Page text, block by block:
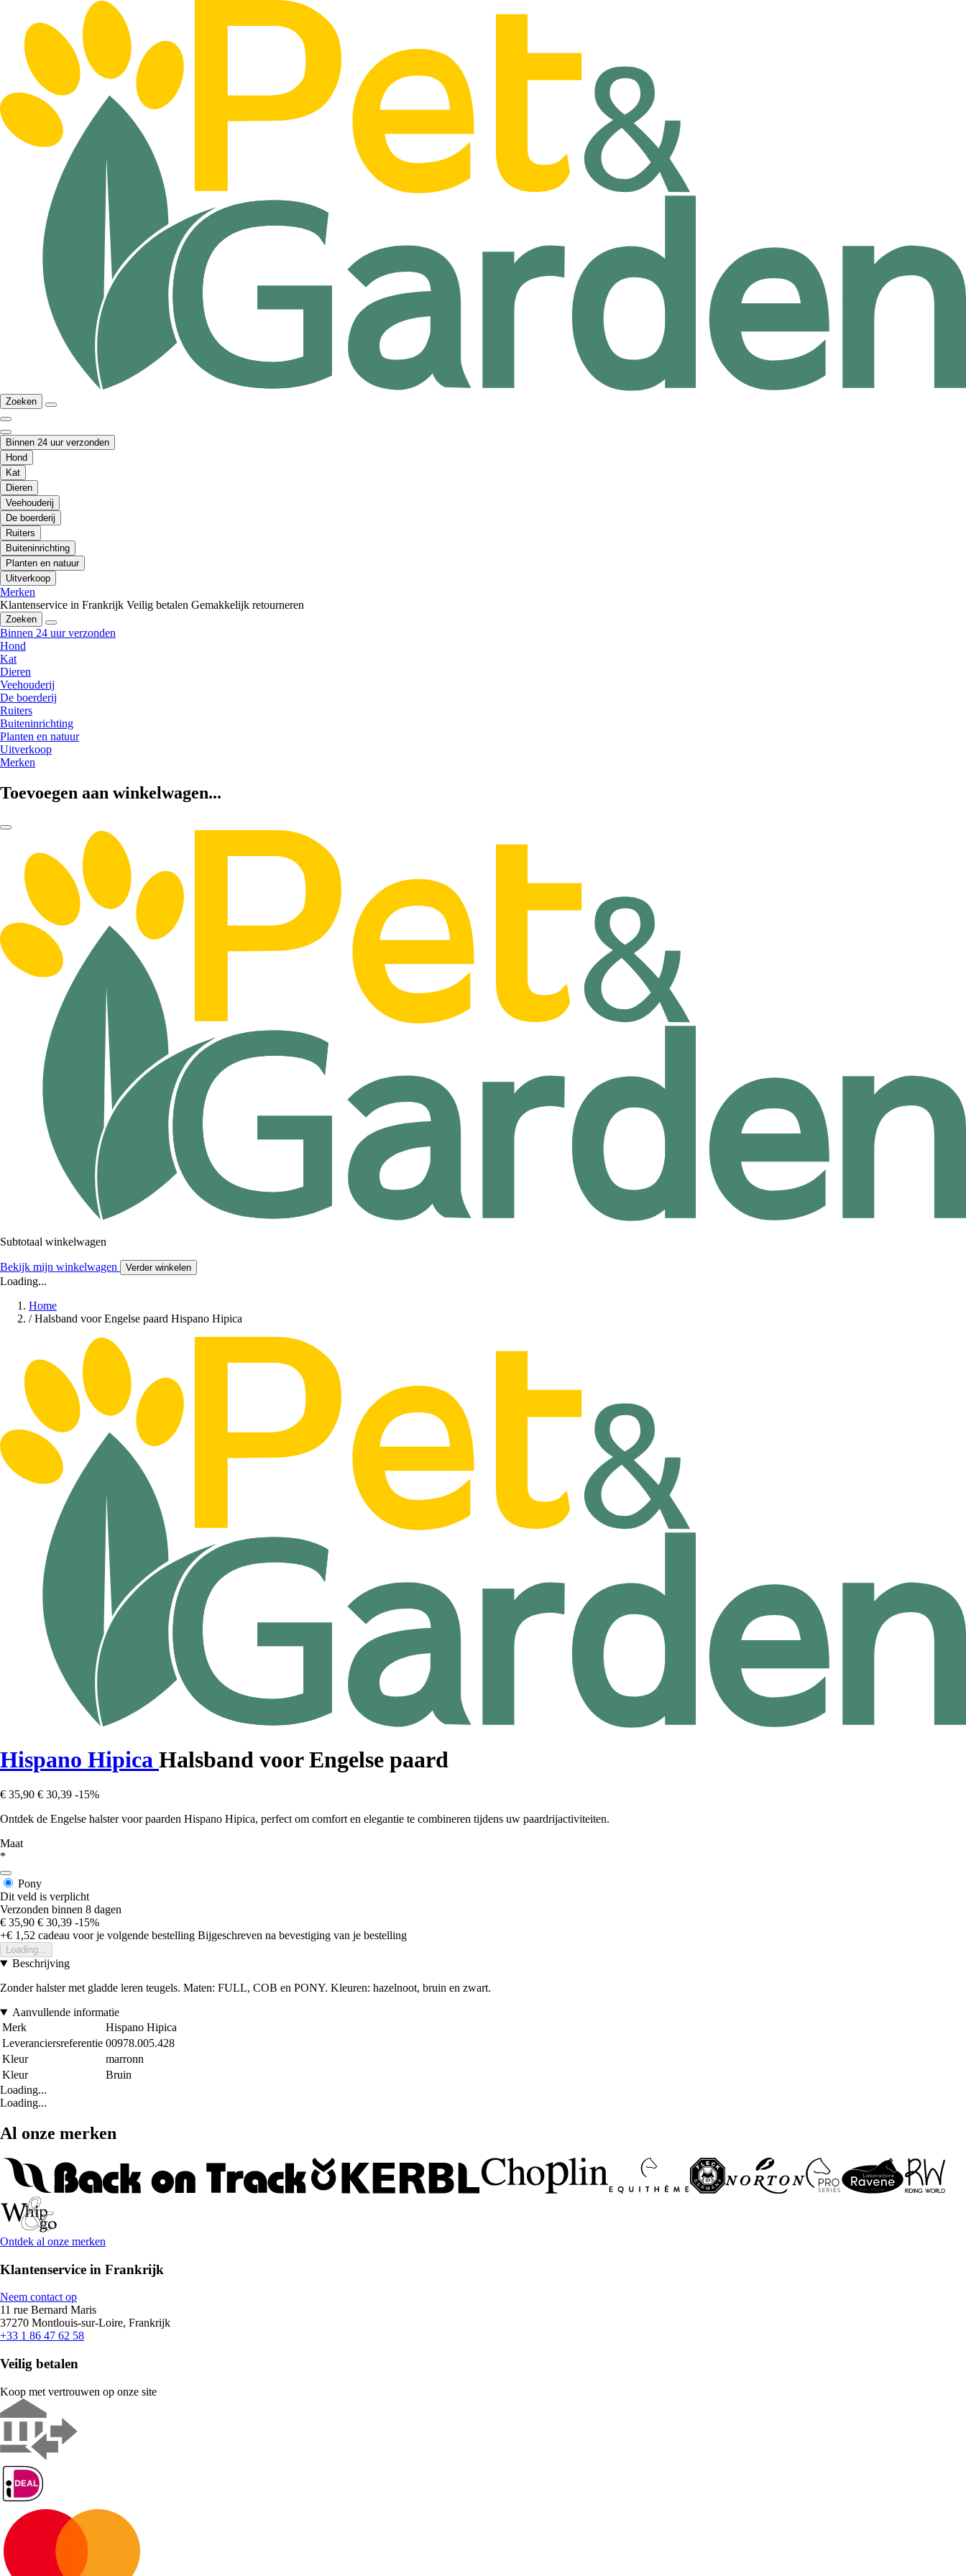
Zoeken
Binnen 24 uur verzonden
Hond
Kat
Dieren
Veehouderij
De boerderij
Ruiters
Buiteninrichting
Planten en natuur
Uitverkoop
Merken
Klantenservice in Frankrijk Veilig betalen Gemakkelijk retourneren
Zoeken
Binnen 24 uur verzonden
Hond
Kat
Dieren
Veehouderij
De boerderij
Ruiters
Buiteninrichting
Planten en natuur
Uitverkoop
Merken
Toevoegen aan winkelwagen...
Subtotaal winkelwagen
Bekijk mijn winkelwagen Verder winkelen
Loading...
Home
/ Halsband voor Engelse paard Hispano Hipica
Hispano Hipica Halsband voor Engelse paard
€ 35,90 € 30,39 -15%
Ontdek de Engelse halster voor paarden Hispano Hipica, perfect om comfort en elegantie te combineren tijdens uw paardrijactiviteiten.
Maat
*
Pony
Dit veld is verplicht
Verzonden binnen 8 dagen
€ 35,90 € 30,39 -15%
+€ 1,52 cadeau voor je volgende bestelling Bijgeschreven na bevestiging van je bestelling
Loading...
Beschrijving
Zonder halster met gladde leren teugels. Maten: FULL, COB en PONY. Kleuren: hazelnoot, bruin en zwart.
Aanvullende informatie
Merk
Hispano Hipica
Leveranciersreferentie 00978.005.428
Kleur
marronn
Kleur
Bruin
Loading...
Loading...
Al onze merken
Ontdek al onze merken
Klantenservice in Frankrijk
Neem contact op
11 rue Bernard Maris
37270 Montlouis-sur-Loire, Frankrijk
+33 1 86 47 62 58
Veilig betalen
Koop met vertrouwen op onze site